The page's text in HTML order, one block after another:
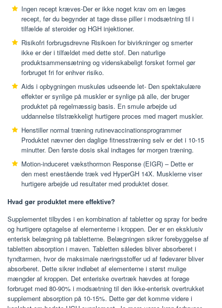
Ingen recept kræves-Der er ikke noget krav om en læges
recept, før du begynder at tage disse piller i modsætning til i
tilfælde af steroider og HGH injektioner.
Risikofri forbrugsdrevne Risikoen for bivirkninger og smerter
ikke er der i tilfældet med dette stof. Den naturlige
produktsammensætning og videnskabeligt forsket formel gør
forbruget fri for enhver risiko.
Aids i opbygningen muskuløs udseende let- Den spektakulære
effekter er synlige på muskler er synlige på alle, der bruger
produktet på regelmæssig basis. En smule arbejde ud
uddannelse tilstrækkeligt hurtigere proces med magert muskler.
Henstiller normal træning rutinevaccinationsprogrammer
Produktet nævner den daglige fitnesstræning selv er det i 10-15
minutter. Den første dosis skal indtages før morgen træning.
Motion-induceret væksthormon Response (EIGR) – Dette er
den mest enestående træk ved HyperGH 14X. Musklerne viser
hurtigere arbejde ud resultater med produktet doser.
Hvad gør produktet mere effektive?
Supplementet tilbydes i en kombination af tabletter og spray for bedre
og hurtigere optagelse af elementerne i kroppen. Der er en eksklusiv
enterisk belægning på tabletterne. Belægningen sikrer forebyggelse af
tabletten absorption i maven. Tabletten således bliver absorberet i
tyndtarmen, hvor de maksimale næringsstoffer ud af fødevarer bliver
absorberet. Dette sikrer indløbet af elementerne i størst mulige
mængder af kroppen. Det enteriske overtræk hævdes at forøge
forbruget med 80-90% i modsætning til den ikke-enterisk overtrukket
supplement absorption på 10-15%. Dette gør det komme videre i